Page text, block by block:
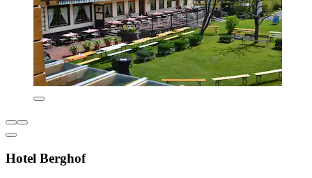
Hotel Berghof